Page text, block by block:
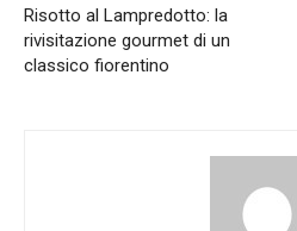
Risotto al Lampredotto: la
rivisitazione gourmet di un
classico fiorentino